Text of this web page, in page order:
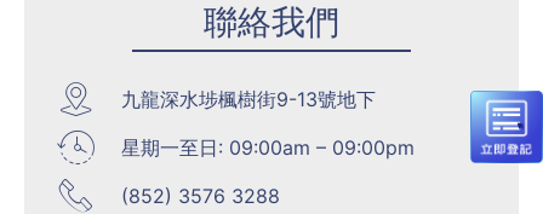
聯絡我們
九龍深水埗楓樹街9-13號地下
星期一至日: 09:00am – 09:00pm
(852) 3576 3288